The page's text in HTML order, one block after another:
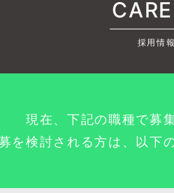
採用情報
現在、下記の職種で募
を検討される方は、以下